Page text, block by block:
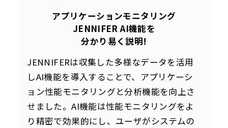
アプリケーションモニタリング
JENNIFER AI機能を
分かり易く説明!
JENNIFERは収集した多様なデータを活用
しAI機能を導入することで、アプリケーシ
ョン性能モニタリングと分析機能を向上さ
せました。AI機能は性能モニタリングをよ
り精密で効果的にし、ユーザがシステムの